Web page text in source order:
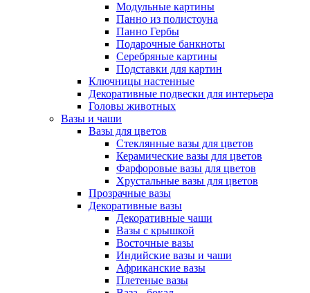
Модульные картины
Панно из полистоуна
Панно Гербы
Подарочные банкноты
Серебряные картины
Подставки для картин
Ключницы настенные
Декоративные подвески для интерьера
Головы животных
Вазы и чаши
Вазы для цветов
Стеклянные вазы для цветов
Керамические вазы для цветов
Фарфоровые вазы для цветов
Хрустальные вазы для цветов
Прозрачные вазы
Декоративные вазы
Декоративные чаши
Вазы с крышкой
Восточные вазы
Индийские вазы и чаши
Африканские вазы
Плетеные вазы